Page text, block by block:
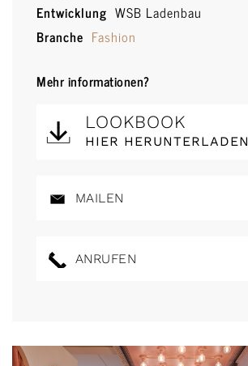
Entwicklung WSB Ladenbau
Branche Fashion
Mehr informationen?
LOOKBOOK
HIER HERUNTERLADEN
MAILEN
ANRUFEN